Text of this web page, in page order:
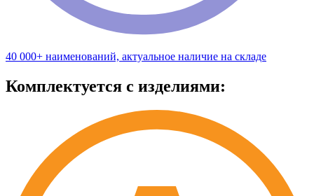
40 000+ наименований, актуальное наличие на складе
Комплектуется с изделиями: